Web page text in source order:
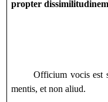
propter
Officium vocis est
mentis, et non aliud.